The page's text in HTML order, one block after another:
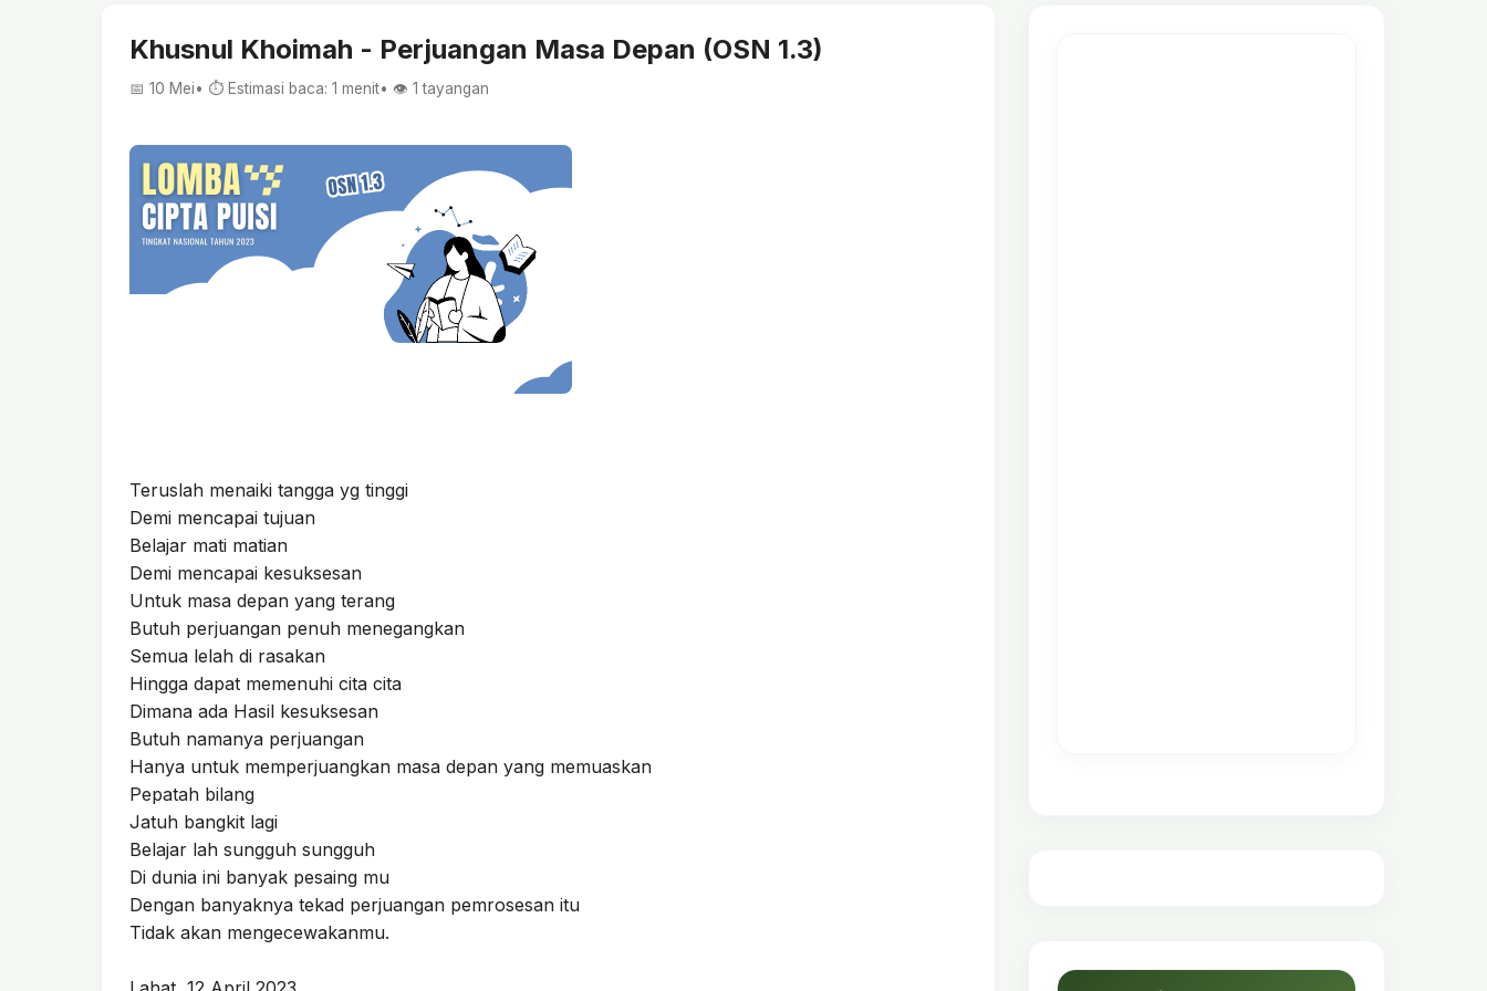
Khusnul Khoimah - Perjuangan Masa Depan (OSN 1.3)
📅 10 Mei• ⏱ Estimasi baca: 1 menit• 👁️ 1 tayangan
Teruslah menaiki tangga yg tinggi
Demi mencapai tujuan
Belajar mati matian
Demi mencapai kesuksesan
Untuk masa depan yang terang
Butuh perjuangan penuh menegangkan
Semua lelah di rasakan
Hingga dapat memenuhi cita cita
Dimana ada Hasil kesuksesan
Butuh namanya perjuangan
Hanya untuk memperjuangkan masa depan yang memuaskan
Pepatah bilang
Jatuh bangkit lagi
Belajar lah sungguh sungguh
Di dunia ini banyak pesaing mu
Dengan banyaknya tekad perjuangan pemrosesan itu
Tidak akan mengecewakanmu.